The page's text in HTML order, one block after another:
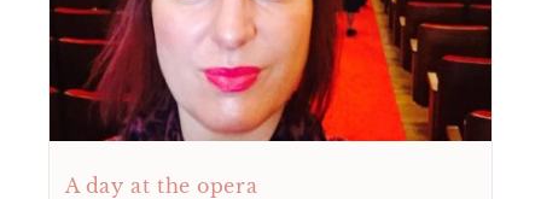
A day at the opera